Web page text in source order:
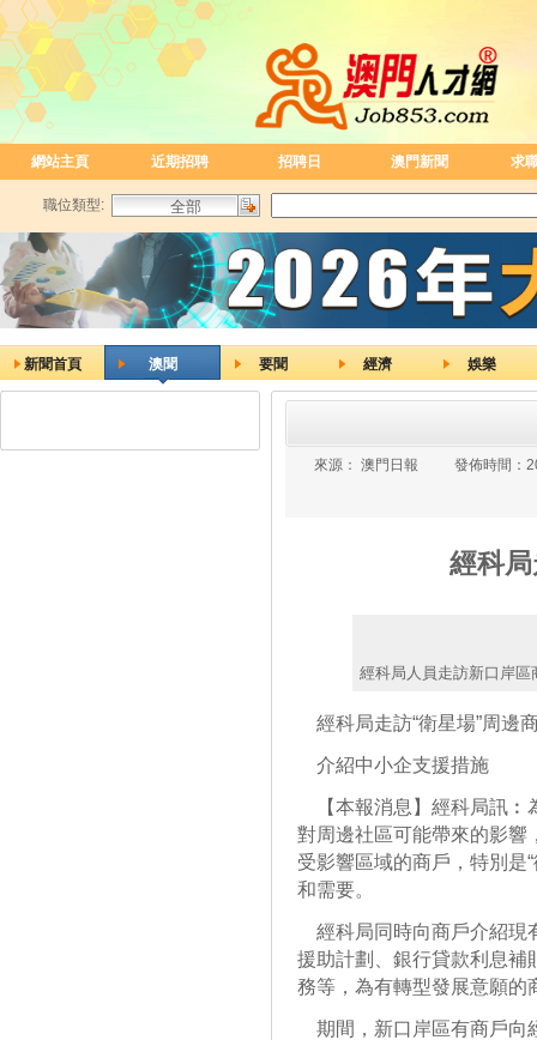
網站主頁 近期招聘 招聘日 澳門新聞 求
職位類型:
新聞首頁 澳聞 要聞 經濟 娛樂
來源： 澳門日報 發佈時間：
經科
經科局人員走訪新口岸區
經科局走訪“衛星場”周邊
介紹中小企支援措施
【本報消息】經科局訊︰
對周邊社區可能帶來的影響
受影響區域的商戶，特別是
和需要。
經科局同時向商戶介紹現
援助計劃、銀行貸款利息補
務等，為有轉型發展意願的
期間，新口岸區有商戶向